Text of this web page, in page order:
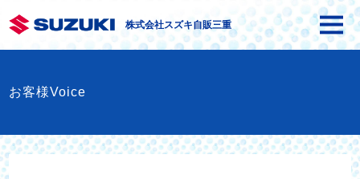
株式会社スズキ自販三重
お客様Voice